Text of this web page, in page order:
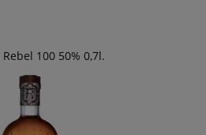
100 50% 0,7l.